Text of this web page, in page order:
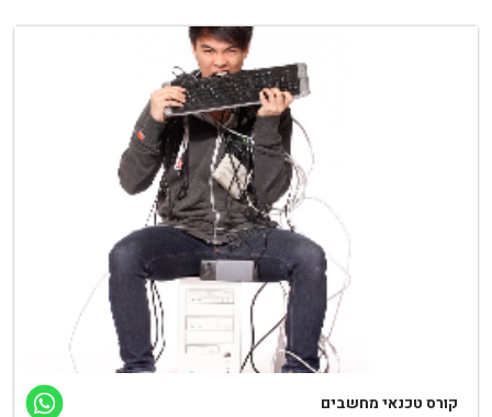
קורס טכנאי מחשבים